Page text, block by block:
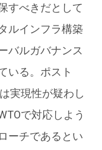
すべきだとして
ルインフラ構築
バルガバナンス
いる。ポスト
実現性が疑わし
で対応しよう
ーチであるとい